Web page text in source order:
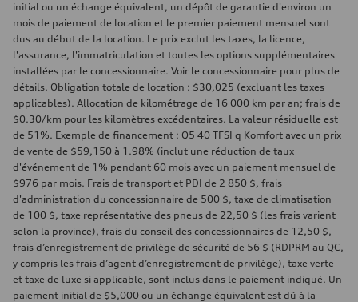
initial ou un échange équivalent, un dépôt de garantie d'environ un
mois de paiement de location et le premier paiement mensuel sont
dus au début de la location. Le prix exclut les taxes, la licence,
l'assurance, l'immatriculation et toutes les options supplémentaires
installées par le concessionnaire. Voir le concessionnaire pour plus de
détails. Obligation totale de location : $30,025 (excluant les taxes
applicables). Allocation de kilométrage de 16 000 km par an; frais de
$0.30/km pour les kilomètres excédentaires. La valeur résiduelle est
de 51%. Exemple de financement : Q5 40 TFSI q Komfort avec un prix
de vente de $59,150 à 1.98% (inclut une réduction de taux
d'événement de 1% pendant 60 mois avec un paiement mensuel de
$976 par mois. Frais de transport et PDI de 2 850 $, frais
d'administration du concessionnaire de 500 $, taxe de climatisation
de 100 $, taxe représentative des pneus de 22,50 $ (les frais varient
selon la province), frais du conseil des concessionnaires de 12,50 $,
frais d’enregistrement de privilège de sécurité de 56 $ (RDPRM au QC,
y compris les frais d’agent d’enregistrement de privilège), taxe verte
et taxe de luxe si applicable, sont inclus dans le paiement indiqué. Un
paiement initial de $5,000 ou un échange équivalent est dû à la